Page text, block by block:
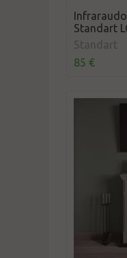
Standart
Standart
85 €